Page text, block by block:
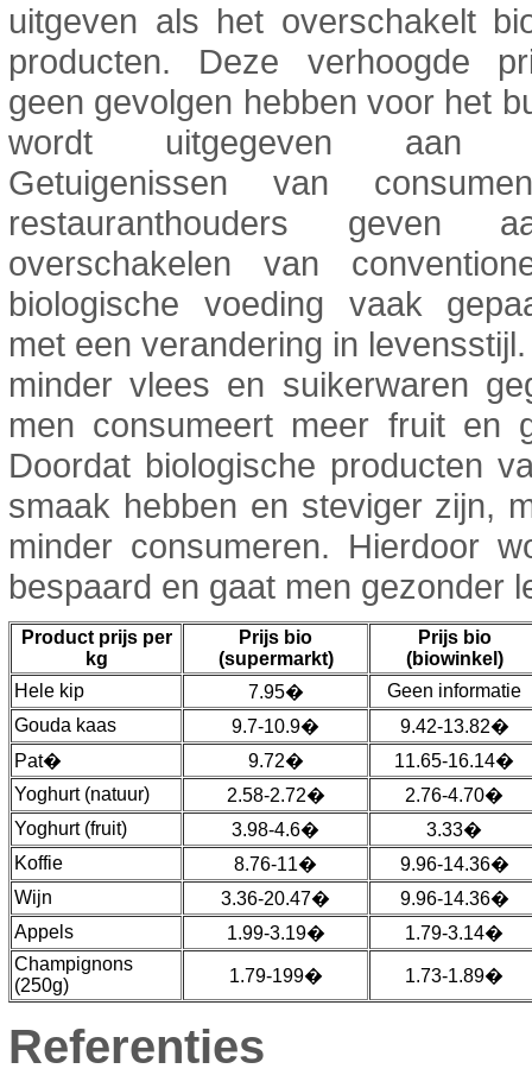
uitgeven als het overschakelt
producten. Deze verhoogde
geen gevolgen hebben voor het
wordt uitgegeven aan
Getuigenissen van
restauranthouders geven
overschakelen van
biologische voeding vaak
met een verandering in
minder vlees en suikerwaren
men consumeert meer fruit en
Doordat biologische producten
smaak hebben en steviger zijn,
minder consumeren. Hierdoor
bespaard en gaat men gezonder
Product prijs per
kg
Prijs bio
(supermarkt)
Prijs bio
(biowinkel)
Hele kip
7.95�
Geen informatie
Gouda kaas
9.7-10.9�
9.42-13.82�
Pat�
9.72�
11.65-16.14�
Yoghurt (natuur)
2.58-2.72�
2.76-4.70�
Yoghurt (fruit)
3.98-4.6�
3.33�
Koffie
8.76-11�
9.96-14.36�
Wijn
3.36-20.47�
9.96-14.36�
Appels
1.99-3.19�
1.79-3.14�
Champignons
(250g)
1.79-199� 1.73-1.89�
Referenties